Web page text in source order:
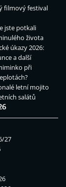
filmový festival
jste potkali
života
úkazy 2026:
a další
při
letní mojito
salátů
27